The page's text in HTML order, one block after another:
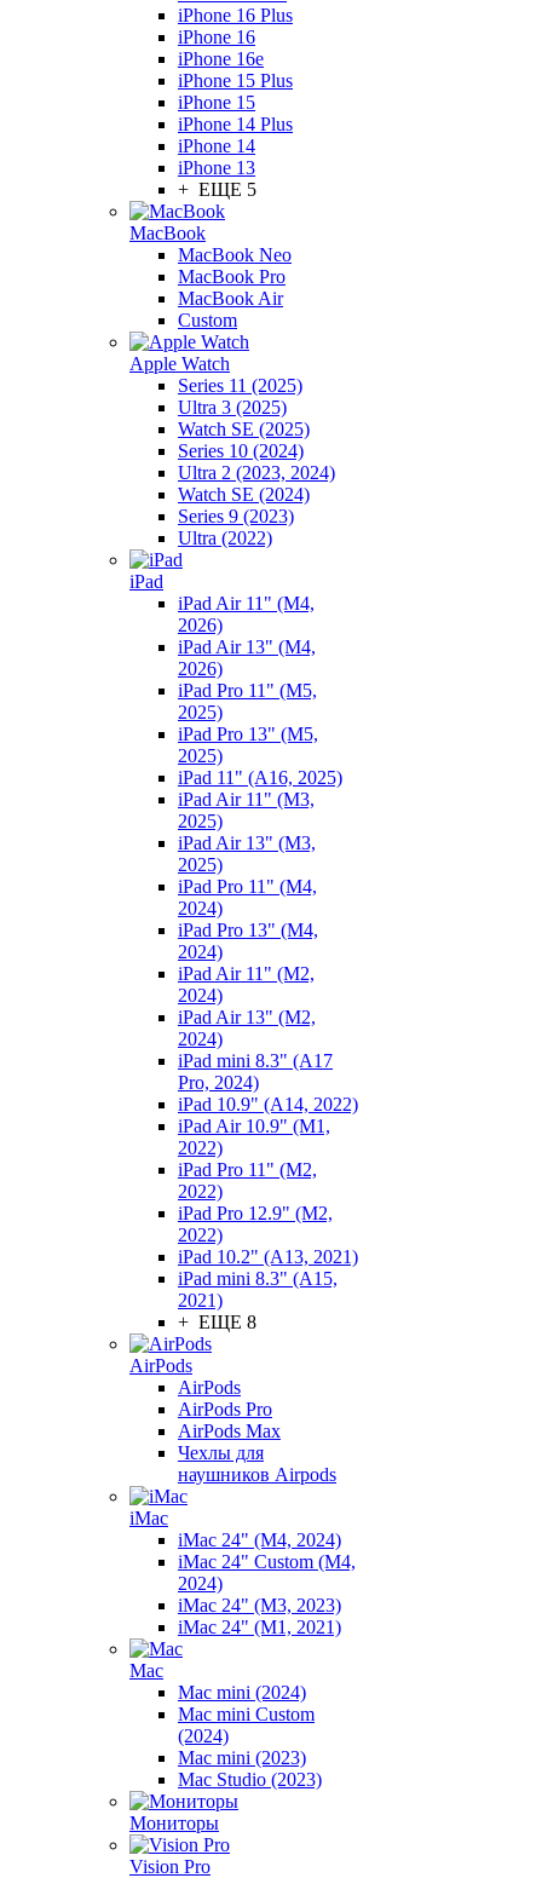
iPhone 16 Plus
iPhone 16
iPhone 16e
iPhone 15 Plus
iPhone 15
iPhone 14 Plus
iPhone 14
iPhone 13
+ ЕЩЕ 5
MacBook
MacBook Neo
MacBook Pro
MacBook Air
Custom
Apple Watch
Series 11 (2025)
Ultra 3 (2025)
Watch SE (2025)
Series 10 (2024)
Ultra 2 (2023, 2024)
Watch SE (2024)
Series 9 (2023)
Ultra (2022)
iPad
iPad Air 11" (M4,
2026)
iPad Air 13" (M4,
2026)
iPad Pro 11" (M5,
2025)
iPad Pro 13" (M5,
2025)
iPad 11" (A16, 2025)
iPad Air 11" (M3,
2025)
iPad Air 13" (M3,
2025)
iPad Pro 11" (M4,
2024)
iPad Pro 13" (M4,
2024)
iPad Air 11" (M2,
2024)
iPad Air 13" (M2,
2024)
iPad mini 8.3" (A17
Pro, 2024)
iPad 10.9" (A14, 2022)
iPad Air 10.9" (M1,
2022)
iPad Pro 11" (M2,
2022)
iPad Pro 12.9" (M2,
2022)
iPad 10.2" (A13, 2021)
iPad mini 8.3" (A15,
2021)
+ ЕЩЕ 8
AirPods
AirPods
AirPods Pro
AirPods Max
Чехлы для
наушников Airpods
iMac
iMac 24" (M4, 2024)
iMac 24" Custom (M4,
2024)
iMac 24" (M3, 2023)
iMac 24" (M1, 2021)
Mac
Mac mini (2024)
Mac mini Custom
(2024)
Mac mini (2023)
Mac Studio (2023)
Мониторы
Vision Pro